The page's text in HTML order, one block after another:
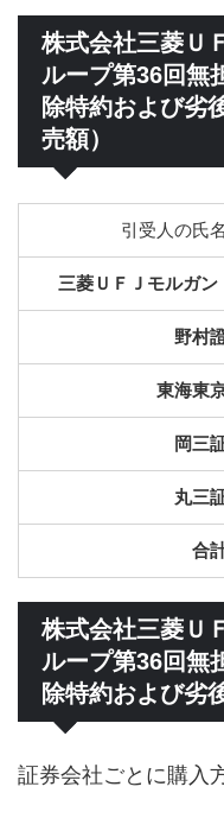
株式会社三菱Ｕ
ループ第36回無
除特約および劣
売額）
引受人の氏
三菱ＵＦＪモルガ
野村
東海東
岡三
丸三
合
株式会社三菱Ｕ
ループ第36回無
除特約および劣
証券会社ごとに購入